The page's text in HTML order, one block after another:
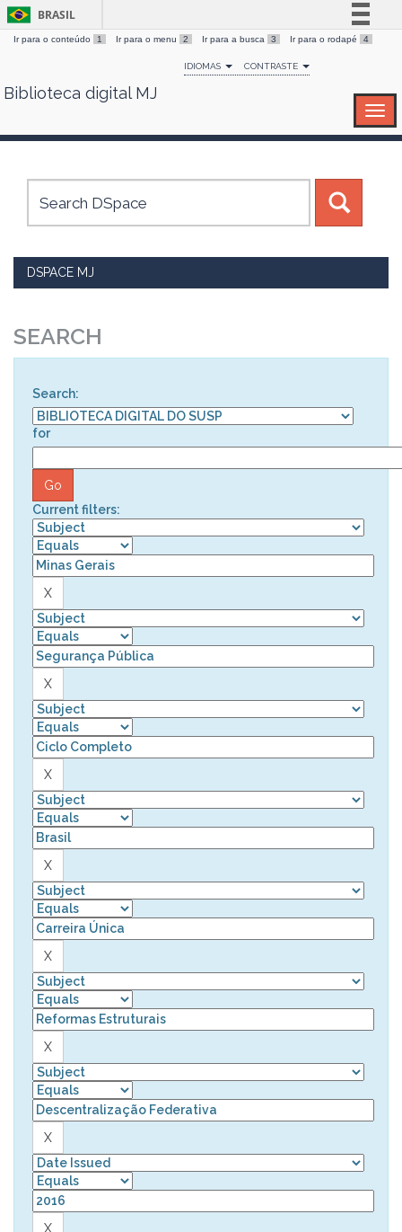
Skip
BRASIL
Simplifique!
Comunica BR
Canais
Ir para o conteúdo 1 Ir para o menu 2 Ir para a busca 3 Ir para o rodapé 4
IDIOMAS CONTRASTE
Biblioteca digital MJ
DSPACE MJ
SEARCH
Search:
for
Current filters: